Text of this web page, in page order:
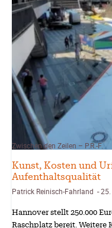
Zwischen den Zeilen – P.R.-F.
Kunst, Kosten und
Aufenthaltsqualität
Patrick Reinisch-Fahrland -
Hannover stellt 250.000
Raschplatz bereit. Weitere